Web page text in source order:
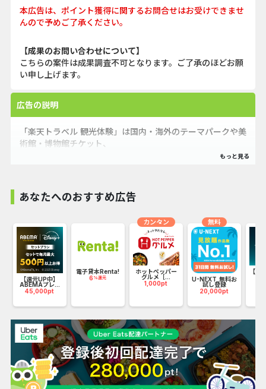
本広告は、ポイント獲得に関するお問合せはお受けできませ
んので予めご了承ください。
【成果のお問い合わせについて】
こちらの案件は成果調査不可となります。ご了承のほどお願
い申し上げます。
広告の説明
「楽天トラベル 観光体験」は国内・海外のテーマパークや美
術館・博物館チケット、
マリンスポーツやモノづくりなどのアクティビティ、 現地ガ
あなたへのおすすめ広告
【還元UP中】
ABEMAプレ...
45,000pt
電子貸本Renta!
6 %還元
ホットペッパー
グルメ［...
1,000pt
カンタン
U-NEXT_無料お
試し登録
20,000pt
無料
【